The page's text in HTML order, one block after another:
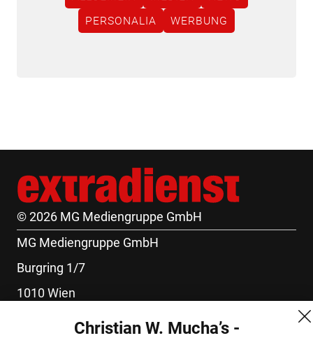
PERSONALIA
WERBUNG
© 2026 MG Mediengruppe GmbH
MG Mediengruppe GmbH
Burgring 1/7
1010 Wien
+43 (1) 522 14 14
Christian W. Mucha’s -